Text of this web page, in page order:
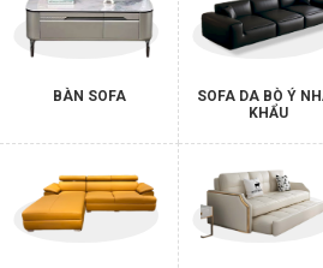
BÀN SOFA
SOFA DA BÒ Ý
KHẨU